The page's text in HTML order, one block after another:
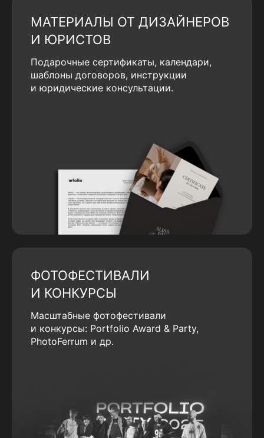
МАТЕРИАЛЫ ОТ ДИЗАЙНЕРОВ
И ЮРИСТОВ
Подарочные сертификаты, календари,
шаблоны договоров, инструкции
и юридические консультации.
ФОТОФЕСТИВАЛИ
И КОНКУРСЫ
Масштабные фотофестивали
и конкурсы: Portfolio Award & Party,
PhotoFerrum и др.